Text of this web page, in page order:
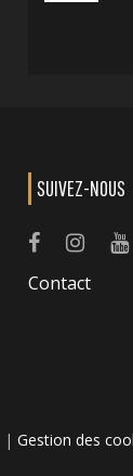
SUIVEZ-NOUS
Contact
| Gestion des